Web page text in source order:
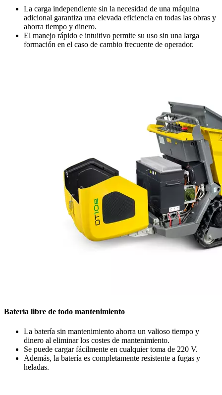
La carga independiente sin la necesidad de una máquina
adicional garantiza una elevada eficiencia en todas las obras y
ahorra tiempo y dinero.
El manejo rápido e intuitivo permite su uso sin una larga
formación en el caso de cambio frecuente de operador.
Batería libre de todo mantenimiento
La batería sin mantenimiento ahorra un valioso tiempo y
dinero al eliminar los costes de mantenimiento.
Se puede cargar fácilmente en cualquier toma de 220 V.
Además, la batería es completamente resistente a fugas y
heladas.